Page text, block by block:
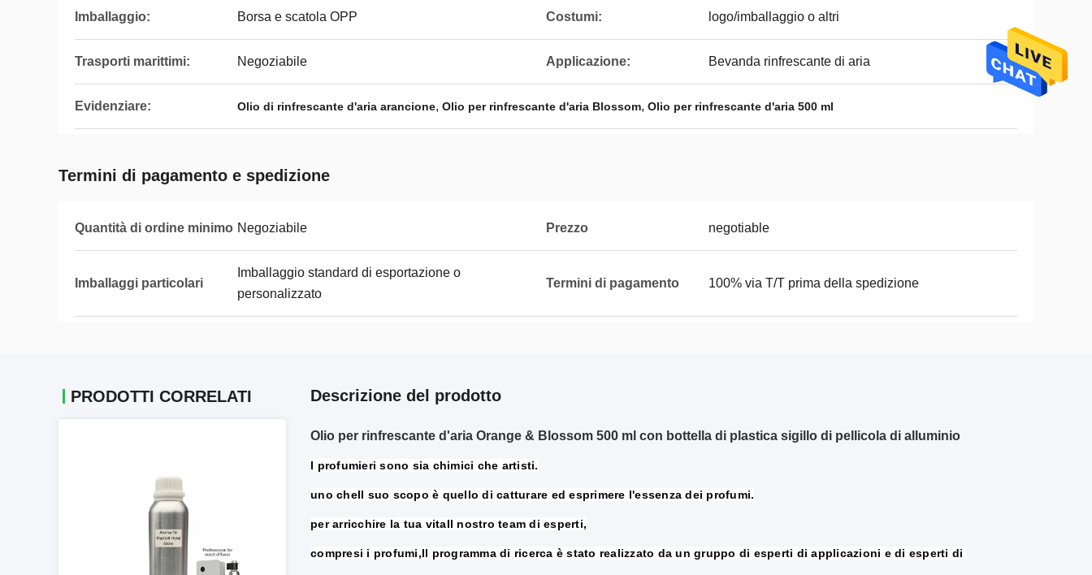
Imballaggio: Borsa e scatola OPP Costumi: logo/imballaggio o altri
Trasporti marittimi: Negoziabile Applicazione: Bevanda rinfrescante di aria
Evidenziare: Olio di rinfrescante d'aria arancione, Olio per rinfrescante d'aria Blossom, Olio per rinfrescante d'aria 500 ml
Termini di pagamento e spedizione
Quantità di ordine minimo Negoziabile Prezzo negotiable
Imballaggi particolari
Imballaggio standard di esportazione o
personalizzato
Termini di pagamento 100% via T/T prima della spedizione
PRODOTTI CORRELATI Descrizione del prodotto
Olio per rinfrescante d'aria Orange & Blossom 500 ml con bottella di plastica sigillo di pellicola di alluminio
I profumieri sono sia chimici che artisti.
uno cheIl suo scopo è quello di catturare ed esprimere l'essenza dei profumi.
per arricchire la tua vitaIl nostro team di esperti,
compresi i profumi,Il programma di ricerca è stato realizzato da un gruppo di esperti di applicazioni e di esperti di